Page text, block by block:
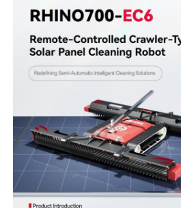
Mesin Reverse Osmosis
Robot Pembersih Panel Surya
Penyimpanan Energi